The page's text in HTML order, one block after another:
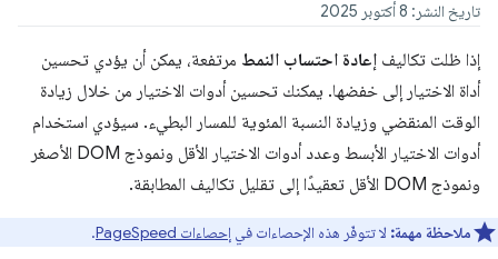
تاريخ النشر: 8 أكتوبر 2025
إذا ظلت تكاليف إعادة احتساب النمط مرتفعة، يمكن أن يؤدي تحسين
أداة الاختيار إلى خفضها. يمكنك تحسين أدوات الاختيار من خلال زيادة
الوقت المنقضي وزيادة النسبة المئوية للمسار البطيء. سيؤدي استخدام
أدوات الاختيار الأبسط وعدد أدوات الاختيار الأقل ونموذج DOM الأصغر
ونموذج DOM الأقل تعقيدًا إلى تقليل تكاليف المطابقة.
ملاحظة مهمة: لا تتوفّر هذه الإحصاءات في إحصاءات PageSpeed .